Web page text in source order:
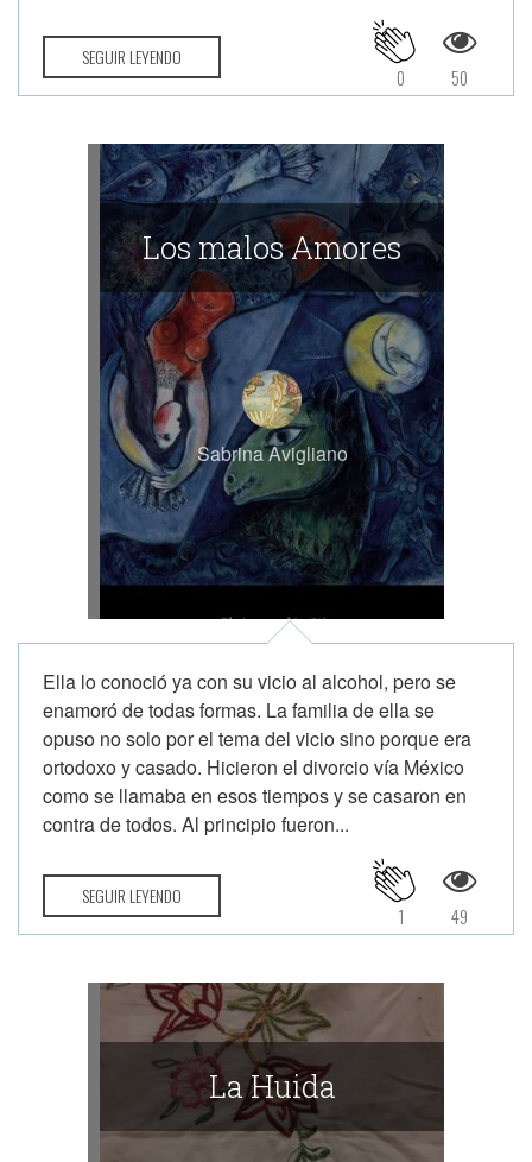
SEGUIR LEYENDO
50
0
Los malos Amores
Sabrina Avigliano
Ella lo conoció ya con su vicio al alcohol, pero se
enamoró de todas formas. La familia de ella se
opuso no solo por el tema del vicio sino porque era
ortodoxo y casado. Hicieron el divorcio vía México
como se llamaba en esos tiempos y se casaron en
contra de todos. Al principio fueron...
SEGUIR LEYENDO
49
1
La Huida